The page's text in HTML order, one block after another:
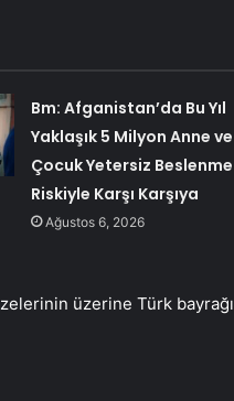
Bm: Afganistan’da Bu Yıl
Yaklaşık 5 Milyon Anne ve
Çocuk Yetersiz Beslenme
Riskiyle Karşı Karşıya
Ağustos 6, 2026
üzerine Türk bayrağı